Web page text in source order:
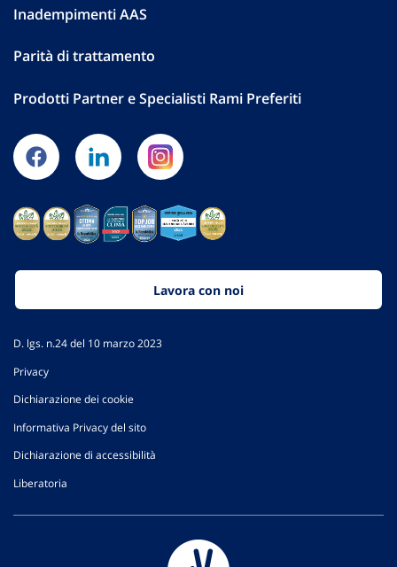
Inadempimenti AAS
Parità di trattamento
Prodotti Partner e Specialisti Rami Preferiti
Lavora con noi
D. lgs. n.24 del 10 marzo 2023
Privacy
Dichiarazione dei cookie
Informativa Privacy del sito
Dichiarazione di accessibilità
Liberatoria